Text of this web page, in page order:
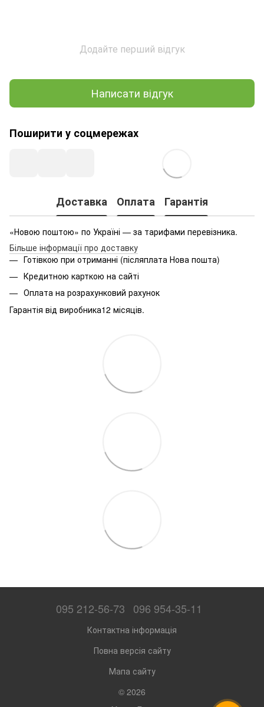
Додайте перший відгук
Написати відгук
Поширити у соцмережах
Доставка Оплата Гарантія
«Новою поштою» по Україні — за тарифами перевізника.
Більше інформації про доставку
Готівкою при отриманні (післяплата Нова пошта)
Кредитною карткою на сайті
Оплата на розрахунковий рахунок
Гарантія від виробника12 місяців.
095 212-56-73 096 954-35-11
Контактна інформація
Повна версія сайту
Мапа сайту
© 2026